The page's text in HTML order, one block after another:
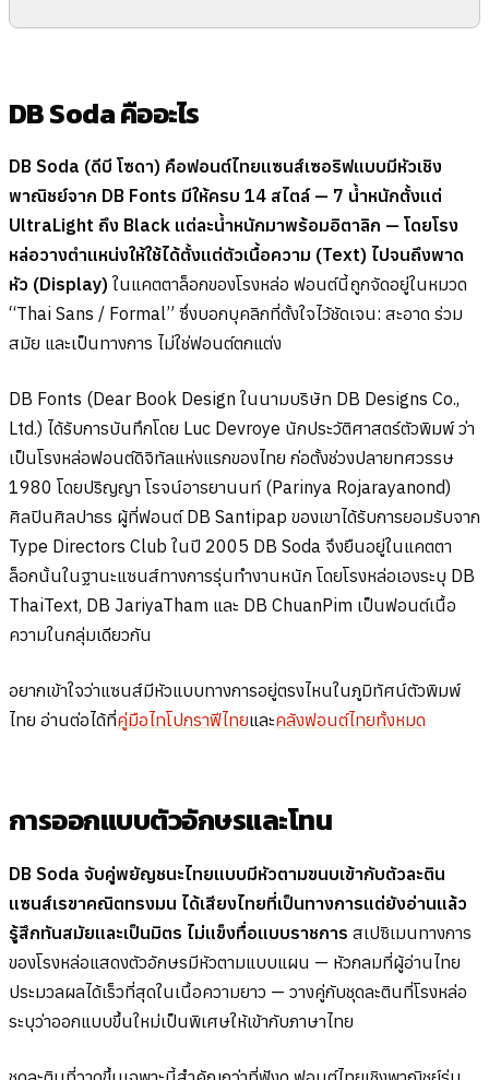
DB Soda คืออะไร
DB Soda (ดีบี โซดา) คือฟอนต์ไทยแซนส์เซอริฟแบบมีหัวเชิง
พาณิชย์จาก DB Fonts มีให้ครบ 14 สไตล์ — 7 น้ำหนักตั้งแต่
UltraLight ถึง Black แต่ละน้ำหนักมาพร้อมอิตาลิก — โดยโรง
หล่อวางตำแหน่งให้ใช้ได้ตั้งแต่ตัวเนื้อความ (Text) ไปจนถึงพาด
หัว (Display) ในแคตตาล็อกของโรงหล่อ ฟอนต์นี้ถูกจัดอยู่ในหมวด
“Thai Sans / Formal” ซึ่งบอกบุคลิกที่ตั้งใจไว้ชัดเจน: สะอาด ร่วม
สมัย และเป็นทางการ ไม่ใช่ฟอนต์ตกแต่ง
DB Fonts (Dear Book Design ในนามบริษัท DB Designs Co.,
Ltd.) ได้รับการบันทึกโดย Luc Devroye นักประวัติศาสตร์ตัวพิมพ์ ว่า
เป็นโรงหล่อฟอนต์ดิจิทัลแห่งแรกของไทย ก่อตั้งช่วงปลายทศวรรษ
1980 โดยปริญญา โรจน์อารยานนท์ (Parinya Rojarayanond)
ศิลปินศิลปาธร ผู้ที่ฟอนต์ DB Santipap ของเขาได้รับการยอมรับจาก
Type Directors Club ในปี 2005 DB Soda จึงยืนอยู่ในแคตตา
ล็อกนั้นในฐานะแซนส์ทางการรุ่นทำงานหนัก โดยโรงหล่อเองระบุ DB
ThaiText, DB JariyaTham และ DB ChuanPim เป็นฟอนต์เนื้อ
ความในกลุ่มเดียวกัน
อยากเข้าใจว่าแซนส์มีหัวแบบทางการอยู่ตรงไหนในภูมิทัศน์ตัวพิมพ์
ไทย อ่านต่อได้ที่คู่มือไทโปกราฟีไทยและคลังฟอนต์ไทยทั้งหมด
การออกแบบตัวอักษรและโทน
DB Soda จับคู่พยัญชนะไทยแบบมีหัวตามขนบเข้ากับตัวละติน
แซนส์เรขาคณิตทรงมน ได้เสียงไทยที่เป็นทางการแต่ยังอ่านแล้ว
รู้สึกทันสมัยและเป็นมิตร ไม่แข็งทื่อแบบราชการ สเปซิเมนทางการ
ของโรงหล่อแสดงตัวอักษรมีหัวตามแบบแผน — หัวกลมที่ผู้อ่านไทย
ประมวลผลได้เร็วที่สุดในเนื้อความยาว — วางคู่กับชุดละตินที่โรงหล่อ
ระบุว่าออกแบบขึ้นใหม่เป็นพิเศษให้เข้ากับภาษาไทย